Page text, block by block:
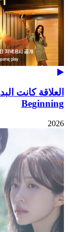
Beginning
2026